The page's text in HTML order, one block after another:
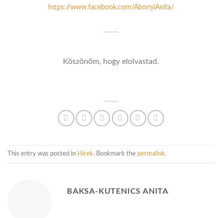
https://www.facebook.com/AbonyiAnita/
Köszönöm, hogy elolvastad.
This entry was posted in Hírek. Bookmark the permalink.
BAKSA-KUTENICS ANITA